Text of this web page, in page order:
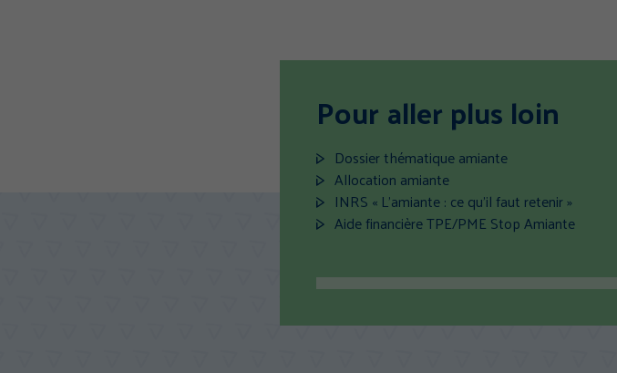
Pour aller plus loin
Dossier thématique amiante
Allocation amiante
INRS « L’amiante : ce qu’il faut retenir »
Aide financière TPE/PME Stop Amiante